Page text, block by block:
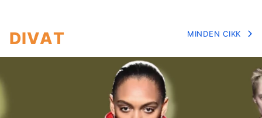
DIVAT MINDEN CIKK